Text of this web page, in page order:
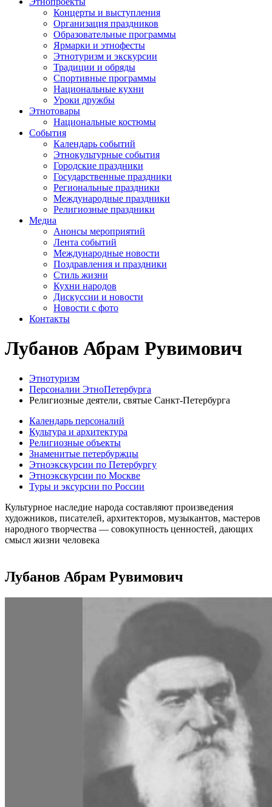
Концерты и выступления
Организация праздников
Образовательные программы
Ярмарки и этнофесты
Этнотуризм и экскурсии
Традиции и обряды
Спортивные программы
Национальные кухни
Уроки дружбы
Этнотовары
Национальные костюмы
События
Календарь событий
Этнокультурные события
Городские праздники
Государственные праздники
Региональные праздники
Международные праздники
Религиозные праздники
Медиа
Анонсы мероприятий
Лента событий
Международные новости
Поздравления и праздники
Cтиль жизни
Кухни народов
Дискуссии и новости
Новости с фото
Контакты
Лубанов Абрам Рувимович
Этнотуризм
Персоналии ЭтноПетербурга
Религиозные деятели, святые Санкт-Петербурга
Календарь персоналий
Культура и архитектура
Религиозные объекты
Знаменитые петербуржцы
Этноэкскурсии по Петербургу
Этноэкскурсии по Москве
Туры и эксурсии по России
Культурное наследие народа составляют произведения
художников, писателей, архитекторов, музыкантов, мастеров
народного творчества ― совокупность ценностей, дающих
смысл жизни человека
Лубанов Абрам Рувимович